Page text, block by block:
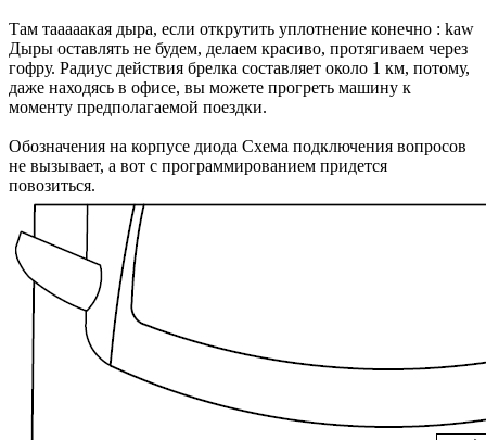
Там тааааакая дыра, если открутить уплотнение конечно : kaw
Дыры оставлять не будем, делаем красиво, протягиваем через
гофру. Радиус действия брелка составляет около 1 км, потому,
даже находясь в офисе, вы можете прогреть машину к
моменту предполагаемой поездки.
Обозначения на корпусе диода Схема подключения вопросов
не вызывает, а вот с программированием придется
повозиться.